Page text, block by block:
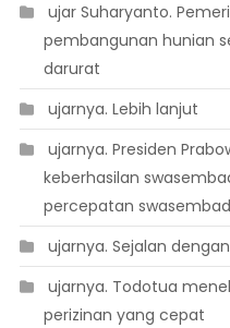
 ujar Suharyanto.
pembangunan hunian
darurat
 ujarnya. Lebih lanjut
 ujarnya. Presiden
keberhasilan
percepatan
 ujarnya. Sejalan
 ujarnya. Todotua
perizinan yang cepat